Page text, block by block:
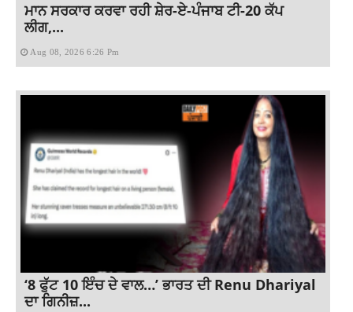
ਮਾਨ ਸਰਕਾਰ ਕਰਵਾ ਰਹੀ ਸ਼ੇਰ-ਏ-ਪੰਜਾਬ ਟੀ-20 ਕੱਪ
ਲੀਗ,...
Aug 08, 2026 6:26 Pm
‘8 ਫੁੱਟ 10 ਇੰਚ ਦੇ ਵਾਲ…’ ਭਾਰਤ ਦੀ Renu Dhariyal
ਦਾ ਗਿਨੀਜ਼...